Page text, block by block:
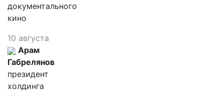
документального
кино
10 августа
Арам
Габрелянов
президент
холдинга